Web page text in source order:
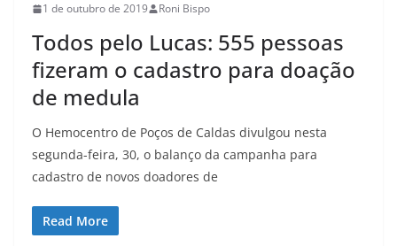
1 de outubro de 2019 Roni Bispo
Todos pelo Lucas: 555 pessoas
fizeram o cadastro para doação
de medula
O Hemocentro de Poços de Caldas divulgou nesta
segunda-feira, 30, o balanço da campanha para
cadastro de novos doadores de
Read More